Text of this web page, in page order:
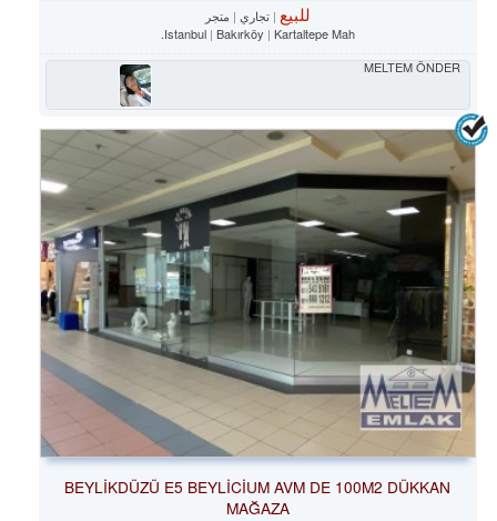
للبيع تجاري
متجر
Istanbul Bakırköy
Kartaltepe Mah.
MELTEM ÖNDER
BEYLİKDÜZÜ E5 BEYLİCİUM AVM DE 100M2 DÜKKAN
MAĞAZA